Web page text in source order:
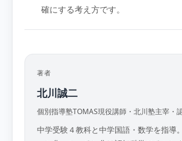
確にする考え方です。
著者
北川誠二
個別指導塾TOMAS現役講師・北川塾主宰・
中学受験４教科と中学国語・数学を指導